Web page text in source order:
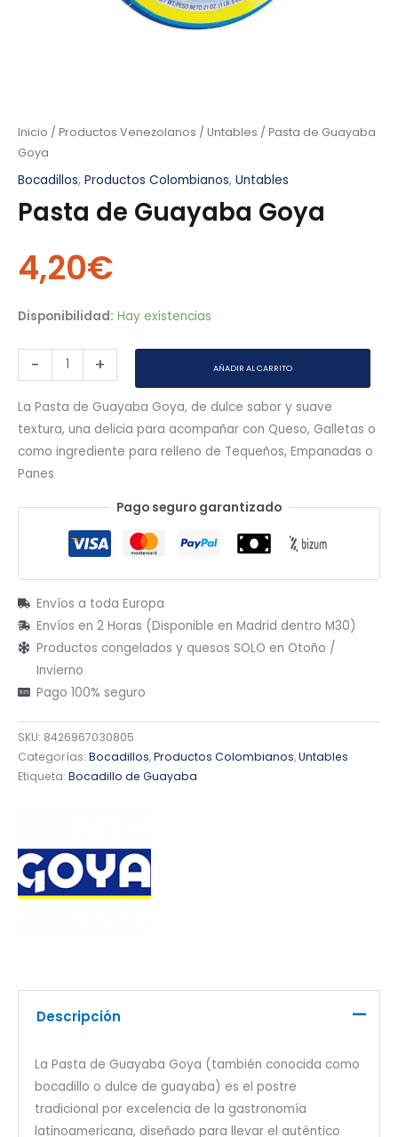
Inicio / Productos Venezolanos / Untables / Pasta de Guayaba
Goya
Bocadillos, Productos Colombianos, Untables
Pasta de Guayaba Goya
4,20€
Disponibilidad: Hay existencias
- + AÑADIR AL CARRITO
La Pasta de Guayaba Goya, de dulce sabor y suave
textura, una delicia para acompañar con Queso, Galletas o
como ingrediente para relleno de Tequeños, Empanadas o
Panes
Pago seguro garantizado
Envíos a toda Europa
Envíos en 2 Horas (Disponible en Madrid dentro M30)
Productos congelados y quesos SOLO en Otoño /
Invierno
Pago 100% seguro
SKU: 8426967030805
Categorías: Bocadillos,Productos Colombianos,Untables
Etiqueta: Bocadillo de Guayaba
Descripción
La Pasta de Guayaba Goya (también conocida como
bocadillo o dulce de guayaba) es el postre
tradicional por excelencia de la gastronomía
latinoamericana, diseñado para llevar el auténtico